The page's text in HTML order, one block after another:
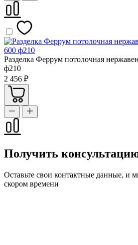
Разделка Феррум потолочная
ф210
2 456 ₽
Получить
Оставьте свои контактные данные, и
скором времени